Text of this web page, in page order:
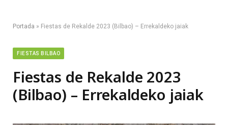
Portada » Fiestas de Rekalde 2023 (Bilbao) – Errekaldeko jaiak
FIESTAS BILBAO
Fiestas de Rekalde 2023
(Bilbao) – Errekaldeko jaiak